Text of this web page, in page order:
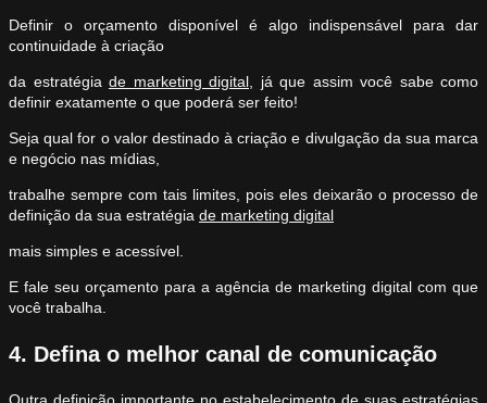
Definir o orçamento disponível é algo indispensável para dar
continuidade à criação
da estratégia de marketing digital , já que assim você sabe como
definir exatamente o que poderá ser feito!
Seja qual for o valor destinado à criação e divulgação da sua marca
e negócio nas mídias,
trabalhe sempre com tais limites, pois eles deixarão o processo de
definição da sua estratégia de marketing digital
mais simples e acessível.
E fale seu orçamento para a agência de marketing digital com que
você trabalha.
4. Defina o melhor canal de comunicação
Outra definição importante no estabelecimento de suas estratégias